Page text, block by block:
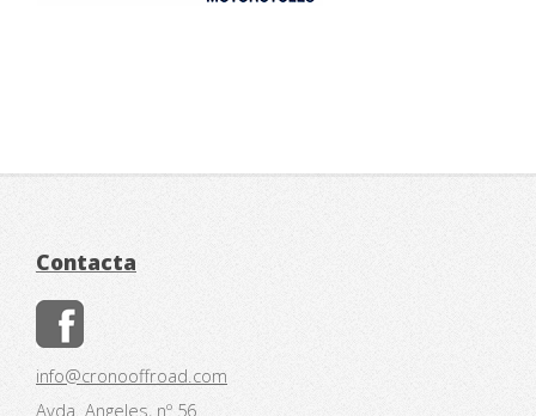
Contacta
info@cronooffroad.com
Avda. Angeles, nº 56